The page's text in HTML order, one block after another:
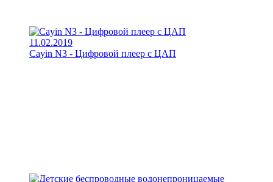
11.02.2019
Cayin N3 - Цифровой плеер с ЦАП